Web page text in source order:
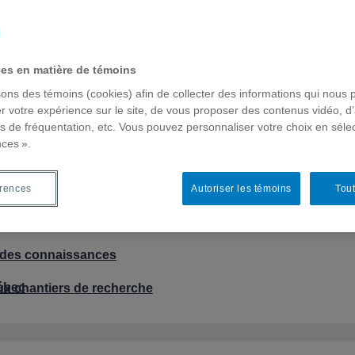
connaissances
chantiers de recherche
connaissances
chantiers de recherche
en matière de témoins
des témoins (cookies) afin de collecter des informations qui nous
votre expérience sur le site, de vous proposer des contenus vidéo,
de fréquentation, etc. Vous pouvez personnaliser votre choix en
».
Autoriser les témoins